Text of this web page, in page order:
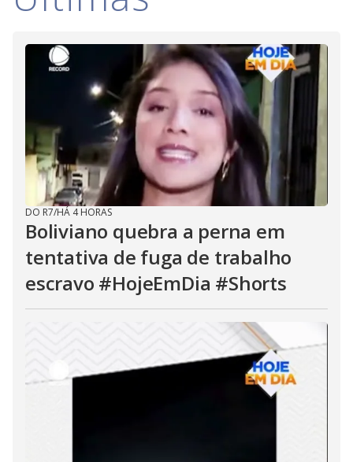
DO R7/HÁ 4 HORAS
Boliviano quebra a perna em
tentativa de fuga de trabalho
escravo #HojeEmDia #Shorts